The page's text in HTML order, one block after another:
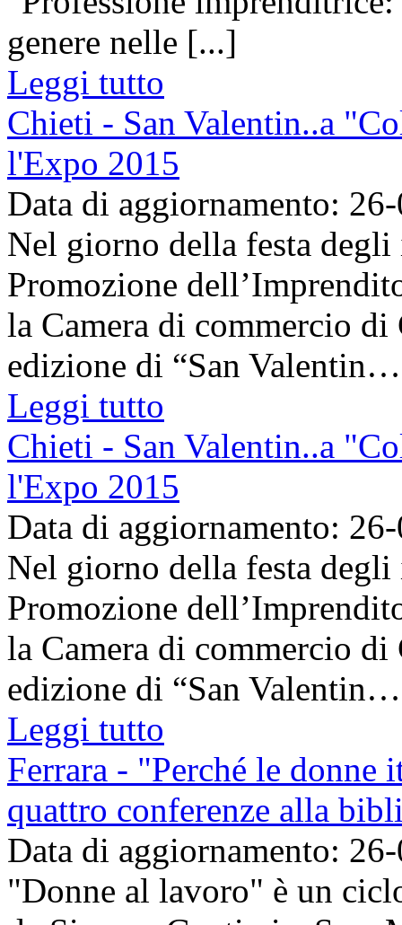
genere nelle [...]
Leggi tutto
Chieti - San Valentin..a
l'Expo 2015
Data di aggiornamento:
Nel giorno della festa
Promozione
la Camera di commercio di
edizione di “San
Leggi tutto
Chieti - San Valentin..a
l'Expo 2015
Data di aggiornamento:
Nel giorno della festa
Promozione
la Camera di commercio di
edizione di “San
Leggi tutto
Ferrara - "Perché le donne
quattro conferenze alla
Data di aggiornamento:
"Donne al lavoro" è un